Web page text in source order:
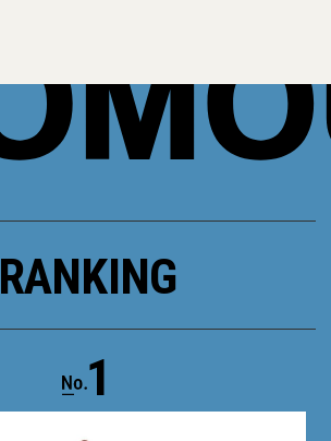
RANKING
1